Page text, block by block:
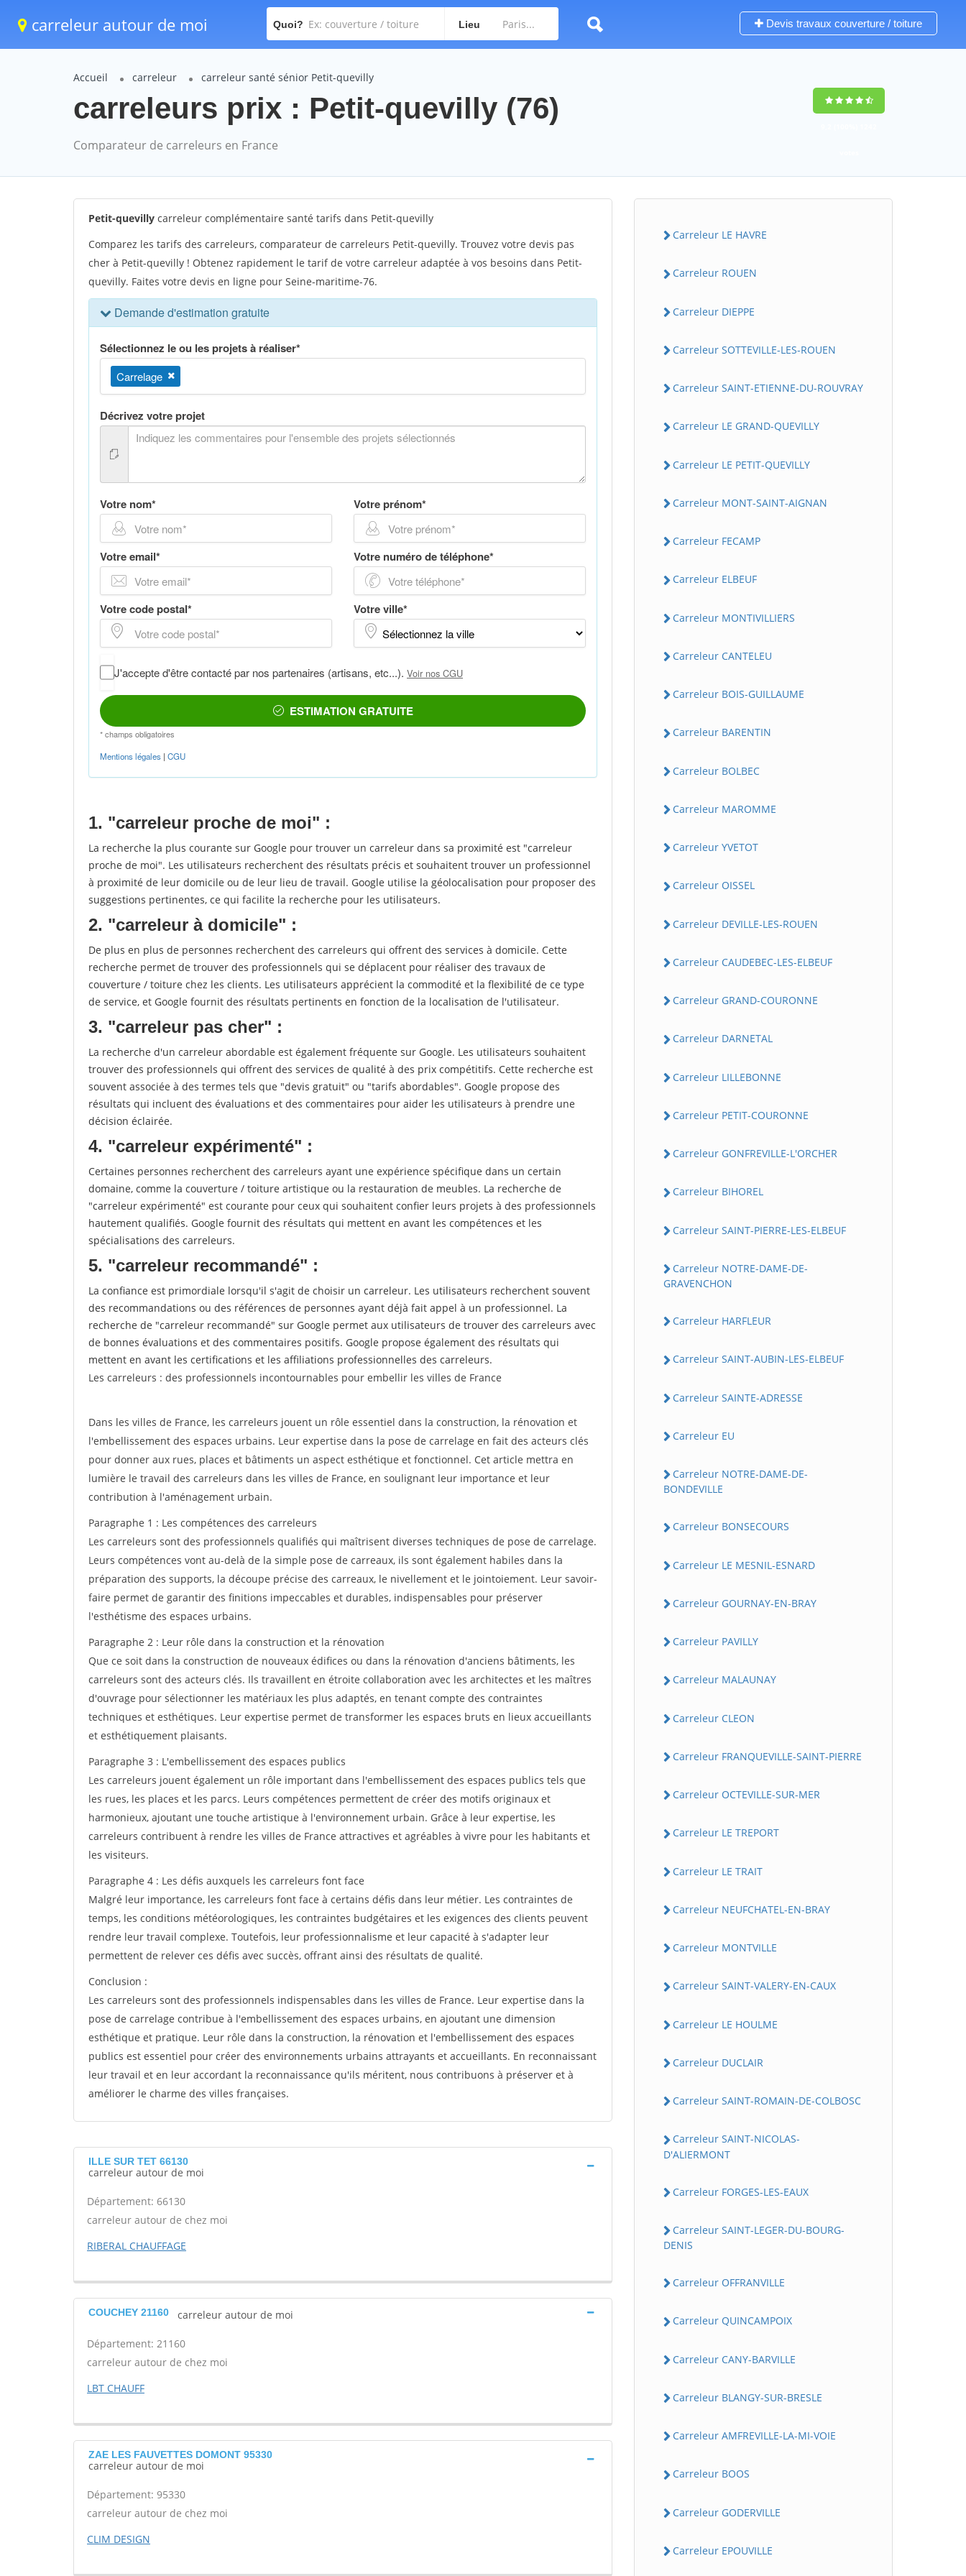
carreleur autour de moi Quoi? Lieu Devis travaux couverture / toiture
Accueil carreleur carreleur santé sénior Petit-quevilly
carreleurs prix : Petit-quevilly (76)
Comparateur de carreleurs en France
Petit-quevilly carreleur complémentaire santé tarifs dans Petit-quevilly
Comparez les tarifs des carreleurs, comparateur de carreleurs Petit-quevilly. Trouvez votre devis pas
cher à Petit-quevilly ! Obtenez rapidement le tarif de votre carreleur adaptée à vos besoins dans Petit-
quevilly. Faites votre devis en ligne pour Seine-maritime-76.
1. "carreleur proche de moi" :
La recherche la plus courante sur Google pour trouver un carreleur dans sa proximité est "carreleur
proche de moi". Les utilisateurs recherchent des résultats précis et souhaitent trouver un professionnel
à proximité de leur domicile ou de leur lieu de travail. Google utilise la géolocalisation pour proposer des
suggestions pertinentes, ce qui facilite la recherche pour les utilisateurs.
2. "carreleur à domicile" :
De plus en plus de personnes recherchent des carreleurs qui offrent des services à domicile. Cette
recherche permet de trouver des professionnels qui se déplacent pour réaliser des travaux de
couverture / toiture chez les clients. Les utilisateurs apprécient la commodité et la flexibilité de ce type
de service, et Google fournit des résultats pertinents en fonction de la localisation de l'utilisateur.
3. "carreleur pas cher" :
La recherche d'un carreleur abordable est également fréquente sur Google. Les utilisateurs souhaitent
trouver des professionnels qui offrent des services de qualité à des prix compétitifs. Cette recherche est
souvent associée à des termes tels que "devis gratuit" ou "tarifs abordables". Google propose des
résultats qui incluent des évaluations et des commentaires pour aider les utilisateurs à prendre une
décision éclairée.
4. "carreleur expérimenté" :
Certaines personnes recherchent des carreleurs ayant une expérience spécifique dans un certain
domaine, comme la couverture / toiture artistique ou la restauration de meubles. La recherche de
"carreleur expérimenté" est courante pour ceux qui souhaitent confier leurs projets à des professionnels
hautement qualifiés. Google fournit des résultats qui mettent en avant les compétences et les
spécialisations des carreleurs.
5. "carreleur recommandé" :
La confiance est primordiale lorsqu'il s'agit de choisir un carreleur. Les utilisateurs recherchent souvent
des recommandations ou des références de personnes ayant déjà fait appel à un professionnel. La
recherche de "carreleur recommandé" sur Google permet aux utilisateurs de trouver des carreleurs avec
de bonnes évaluations et des commentaires positifs. Google propose également des résultats qui
mettent en avant les certifications et les affiliations professionnelles des carreleurs.
Les carreleurs : des professionnels incontournables pour embellir les villes de France
Dans les villes de France, les carreleurs jouent un rôle essentiel dans la construction, la rénovation et
l'embellissement des espaces urbains. Leur expertise dans la pose de carrelage en fait des acteurs clés
pour donner aux rues, places et bâtiments un aspect esthétique et fonctionnel. Cet article mettra en
lumière le travail des carreleurs dans les villes de France, en soulignant leur importance et leur
contribution à l'aménagement urbain.
Paragraphe 1 : Les compétences des carreleurs
Les carreleurs sont des professionnels qualifiés qui maîtrisent diverses techniques de pose de carrelage.
Leurs compétences vont au-delà de la simple pose de carreaux, ils sont également habiles dans la
préparation des supports, la découpe précise des carreaux, le nivellement et le jointoiement. Leur savoir-
faire permet de garantir des finitions impeccables et durables, indispensables pour préserver
l'esthétisme des espaces urbains.
Paragraphe 2 : Leur rôle dans la construction et la rénovation
Que ce soit dans la construction de nouveaux édifices ou dans la rénovation d'anciens bâtiments, les
carreleurs sont des acteurs clés. Ils travaillent en étroite collaboration avec les architectes et les maîtres
d'ouvrage pour sélectionner les matériaux les plus adaptés, en tenant compte des contraintes
techniques et esthétiques. Leur expertise permet de transformer les espaces bruts en lieux accueillants
et esthétiquement plaisants.
Paragraphe 3 : L'embellissement des espaces publics
Les carreleurs jouent également un rôle important dans l'embellissement des espaces publics tels que
les rues, les places et les parcs. Leurs compétences permettent de créer des motifs originaux et
harmonieux, ajoutant une touche artistique à l'environnement urbain. Grâce à leur expertise, les
carreleurs contribuent à rendre les villes de France attractives et agréables à vivre pour les habitants et
les visiteurs.
Paragraphe 4 : Les défis auxquels les carreleurs font face
Malgré leur importance, les carreleurs font face à certains défis dans leur métier. Les contraintes de
temps, les conditions météorologiques, les contraintes budgétaires et les exigences des clients peuvent
rendre leur travail complexe. Toutefois, leur professionnalisme et leur capacité à s'adapter leur
permettent de relever ces défis avec succès, offrant ainsi des résultats de qualité.
Conclusion :
Les carreleurs sont des professionnels indispensables dans les villes de France. Leur expertise dans la
pose de carrelage contribue à l'embellissement des espaces urbains, en ajoutant une dimension
esthétique et pratique. Leur rôle dans la construction, la rénovation et l'embellissement des espaces
publics est essentiel pour créer des environnements urbains attrayants et accueillants. En reconnaissant
leur travail et en leur accordant la reconnaissance qu'ils méritent, nous contribuons à préserver et à
améliorer le charme des villes françaises.
ILLE SUR TET 66130
carreleur autour de moi
Département: 66130
carreleur autour de chez moi
RIBERAL CHAUFFAGE
COUCHEY 21160 carreleur autour de moi
Département: 21160
carreleur autour de chez moi
LBT CHAUFF
ZAE LES FAUVETTES DOMONT 95330
carreleur autour de moi
Département: 95330
carreleur autour de chez moi
CLIM DESIGN
Carreleur LE HAVRE
Carreleur ROUEN
Carreleur DIEPPE
Carreleur SOTTEVILLE-LES-ROUEN
Carreleur SAINT-ETIENNE-DU-ROUVRAY
Carreleur LE GRAND-QUEVILLY
Carreleur LE PETIT-QUEVILLY
Carreleur MONT-SAINT-AIGNAN
Carreleur FECAMP
Carreleur ELBEUF
Carreleur MONTIVILLIERS
Carreleur CANTELEU
Carreleur BOIS-GUILLAUME
Carreleur BARENTIN
Carreleur BOLBEC
Carreleur MAROMME
Carreleur YVETOT
Carreleur OISSEL
Carreleur DEVILLE-LES-ROUEN
Carreleur CAUDEBEC-LES-ELBEUF
Carreleur GRAND-COURONNE
Carreleur DARNETAL
Carreleur LILLEBONNE
Carreleur PETIT-COURONNE
Carreleur GONFREVILLE-L'ORCHER
Carreleur BIHOREL
Carreleur SAINT-PIERRE-LES-ELBEUF
Carreleur NOTRE-DAME-DE-
GRAVENCHON
Carreleur HARFLEUR
Carreleur SAINT-AUBIN-LES-ELBEUF
Carreleur SAINTE-ADRESSE
Carreleur EU
Carreleur NOTRE-DAME-DE-
BONDEVILLE
Carreleur BONSECOURS
Carreleur LE MESNIL-ESNARD
Carreleur GOURNAY-EN-BRAY
Carreleur PAVILLY
Carreleur MALAUNAY
Carreleur CLEON
Carreleur FRANQUEVILLE-SAINT-PIERRE
Carreleur OCTEVILLE-SUR-MER
Carreleur LE TREPORT
Carreleur LE TRAIT
Carreleur NEUFCHATEL-EN-BRAY
Carreleur MONTVILLE
Carreleur SAINT-VALERY-EN-CAUX
Carreleur LE HOULME
Carreleur DUCLAIR
Carreleur SAINT-ROMAIN-DE-COLBOSC
Carreleur SAINT-NICOLAS-
D'ALIERMONT
Carreleur FORGES-LES-EAUX
Carreleur SAINT-LEGER-DU-BOURG-
DENIS
Carreleur OFFRANVILLE
Carreleur QUINCAMPOIX
Carreleur CANY-BARVILLE
Carreleur BLANGY-SUR-BRESLE
Carreleur AMFREVILLE-LA-MI-VOIE
Carreleur BOOS
Carreleur GODERVILLE
Carreleur EPOUVILLE